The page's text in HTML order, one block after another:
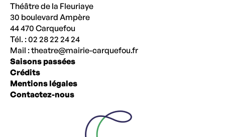
Théâtre de la Fleuriaye
30 boulevard Ampère
44 470 Carquefou
Tél. : 02 28 22 24 24
Mail :theatre@mairie-carquefou.fr
Saisons passées
Crédits
Mentions légales
Contactez-nous